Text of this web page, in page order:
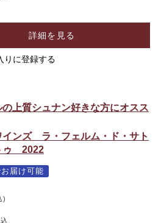
詳細を見る
りに登録する
上質シュナン好きな方にオスス
インズ ラ・フェルム・ド・サト
ゥ 2022
届け可能
)